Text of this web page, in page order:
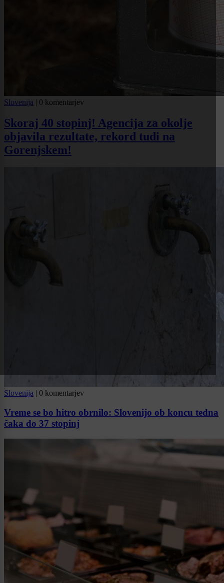
Slovenija | 0 komentarjev
Skoraj 40 stopinj! Agencija za okolje
objavila rezultate, rekord tudi na
Gorenjskem!
Slovenija | 0 komentarjev
Vreme se bo hitro obrnilo: Slovenijo ob koncu tedna
čaka do 37 stopinj